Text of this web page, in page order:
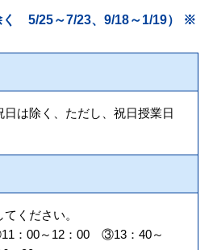
5/25～7/23、9/18～1/19） ※
日は除く、ただし、祝日授業日
ください。
：00～12：00 ③13：40～